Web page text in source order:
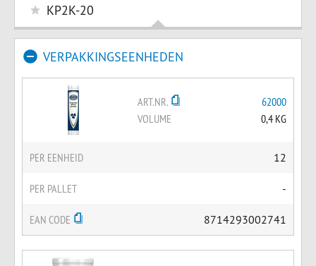
KP2K-20
VERPAKKINGSEENHEDEN
ART.NR.
62000
VOLUME
0,4 KG
PER EENHEID 12
PER PALLET -
EAN CODE 8714293002741